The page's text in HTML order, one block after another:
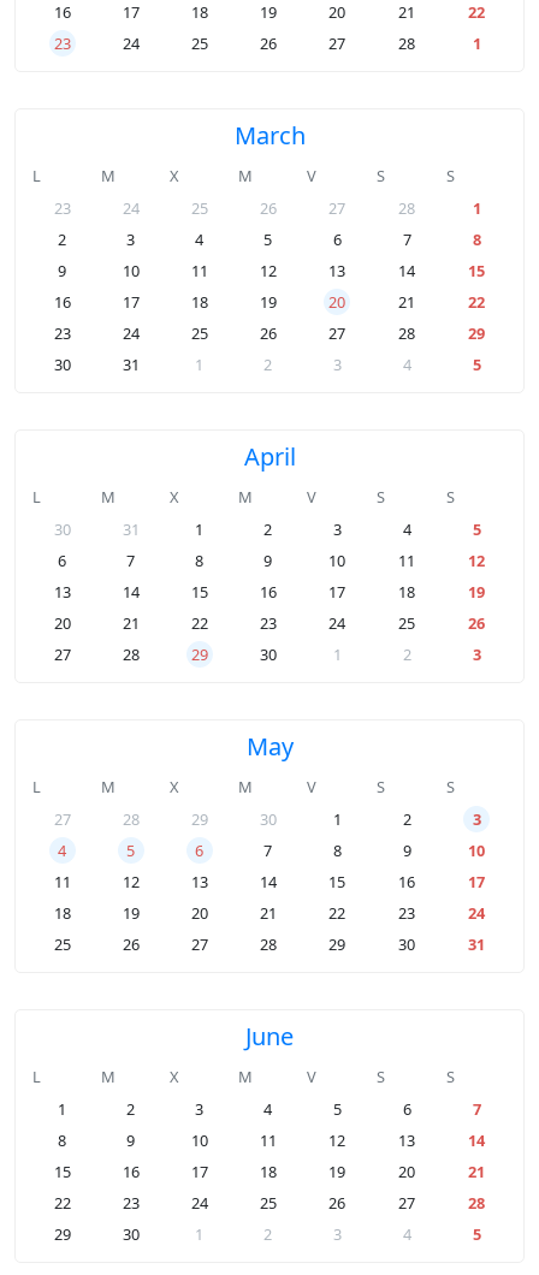
16
17 18 19 20 21
22
23
24 25 26 27 28 1
March
L M X M V S
S
23
24 25 26 27 28
1
2
3 4 5 6 7
8
9
10 11 12 13 14
15
16
17 18 19 20 21
22
23
24 25 26 27 28
29
30
31 1 2 3 4 5
April
L M X M V S
S
30
31 1 2 3 4
5
6
7 8 9 10 11
12
13
14 15 16 17 18
19
20
21 22 23 24 25
26
27
28 29 30 1 2 3
May
L M X M V S
S
27
28 29 30 1 2
3
4
5 6 7 8 9
10
11
12 13 14 15 16
17
18
19 20 21 22 23
24
25
26 27 28 29 30 31
June
L M X M V S
S
1
2 3 4 5 6
7
8
9 10 11 12 13
14
15
16 17 18 19 20
21
22
23 24 25 26 27
28
29
30 1 2 3 4 5